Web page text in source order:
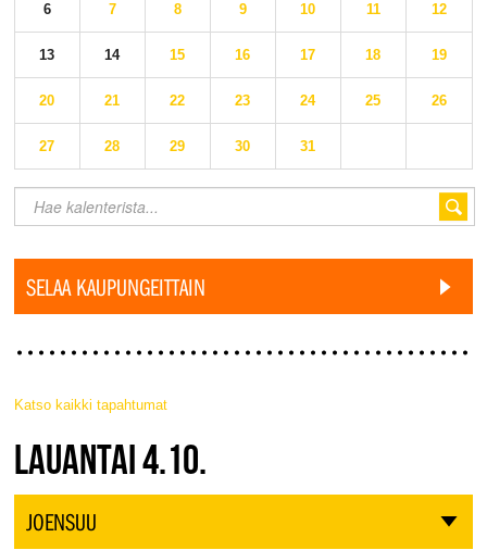
6 7 8 9 10 11 12
13 14 15 16 17 18 19
20 21 22 23 24 25 26
27 28 29 30 31
SELAA KAUPUNGEITTAIN
Katso kaikki tapahtumat
JAZZ FINLAND LIVE
LAUANTAI 4.10.
JOENSUU